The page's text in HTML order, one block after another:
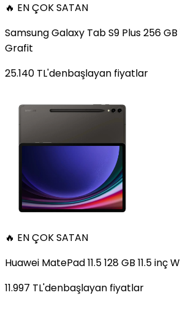
🔥 EN ÇOK SATAN
Samsung Galaxy Tab S9 Plus 256 GB
Grafit
25.140 TL'denbaşlayan fiyatlar
🔥 EN ÇOK SATAN
Huawei MatePad 11.5 128 GB 11.5 inç
11.997 TL'denbaşlayan fiyatlar